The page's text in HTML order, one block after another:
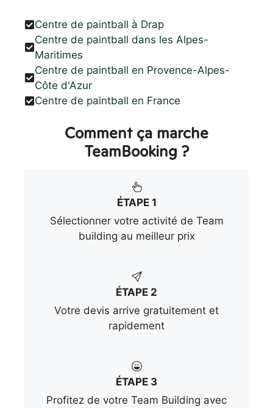
Centre de paintball à Drap
Centre de paintball dans les Alpes-
Maritimes
Centre de paintball en Provence-Alpes-
Côte d'Azur
Centre de paintball en France
Comment ça marche
TeamBooking ?
ÉTAPE 1
Sélectionner votre activité de Team
building au meilleur prix
ÉTAPE 2
Votre devis arrive gratuitement et
rapidement
ÉTAPE 3
Profitez de votre Team Building avec